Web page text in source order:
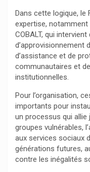
Dans cette logique, le
expertise,
COBALT, qui
d’approvisionnement
d’assistance et de
communautaires et
institutionnelles.
Pour l’organisation,
importants pour
un processus qui
groupes vulnérables,
aux services sociaux
générations futures,
contre les inégalités